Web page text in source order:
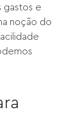
gastos e
noção do